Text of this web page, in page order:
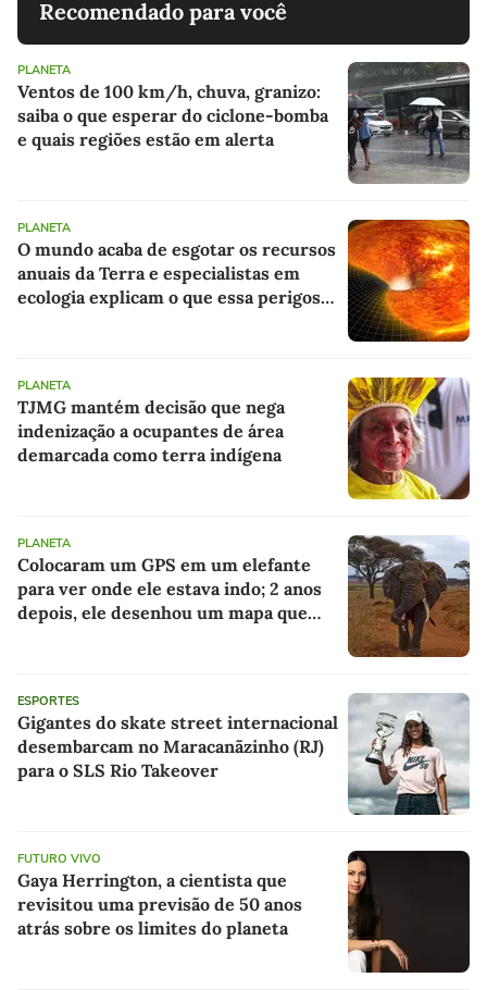
Recomendado para você
PLANETA
Ventos de 100 km/h, chuva, granizo:
saiba o que esperar do ciclone-bomba
e quais regiões estão em alerta
PLANETA
O mundo acaba de esgotar os recursos
anuais da Terra e especialistas em
ecologia explicam o que essa perigosa
PLANETA
TJMG mantém decisão que nega
indenização a ocupantes de área
demarcada como terra indígena
PLANETA
Colocaram um GPS em um elefante
para ver onde ele estava indo; 2 anos
depois, ele desenhou um mapa que
ESPORTES
Gigantes do skate street internacional
desembarcam no Maracanãzinho (RJ)
para o SLS Rio Takeover
FUTURO VIVO
Gaya Herrington, a cientista que
revisitou uma previsão de 50 anos
atrás sobre os limites do planeta